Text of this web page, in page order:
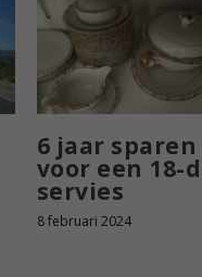
6 jaar sparen
voor een 18-
servies
8 februari 2024